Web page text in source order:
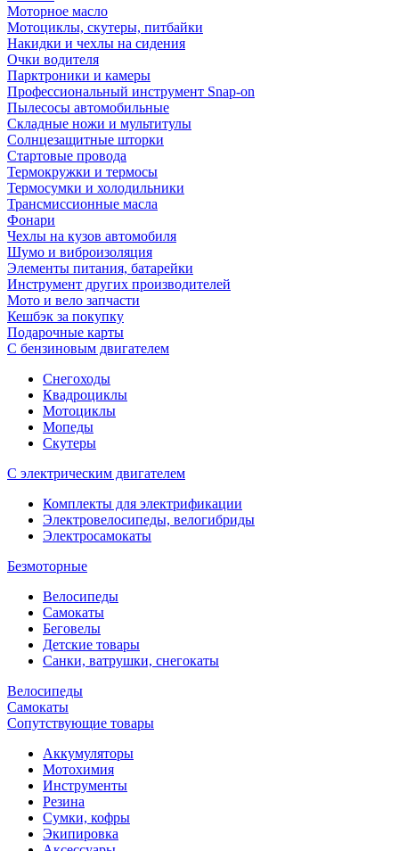
Моторное масло
Мотоциклы, скутеры, питбайки
Накидки и чехлы на сидения
Очки водителя
Парктроники и камеры
Профессиональный инструмент Snap-on
Пылесосы автомобильные
Складные ножи и мультитулы
Солнцезащитные шторки
Стартовые провода
Термокружки и термосы
Термосумки и холодильники
Трансмиссионные масла
Фонари
Чехлы на кузов автомобиля
Шумо и виброизоляция
Элементы питания, батарейки
Инструмент других производителей
Мото и вело запчасти
Кешбэк за покупку
Подарочные карты
С бензиновым двигателем
Снегоходы
Квадроциклы
Мотоциклы
Мопеды
Скутеры
С электрическим двигателем
Комплекты для электрификации
Электровелосипеды, велогибриды
Электросамокаты
Безмоторные
Велосипеды
Самокаты
Беговелы
Детские товары
Санки, ватрушки, снегокаты
Велосипеды
Самокаты
Сопутствующие товары
Аккумуляторы
Мотохимия
Инструменты
Резина
Сумки, кофры
Экипировка